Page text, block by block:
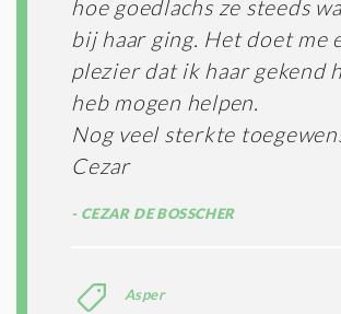
hoe goedlachs ze steeds
bij haar ging. Het doet me
plezier dat ik haar gekend
heb mogen helpen.
Nog veel sterkte
Cezar
CEZAR DE BOSSCHER
Asper